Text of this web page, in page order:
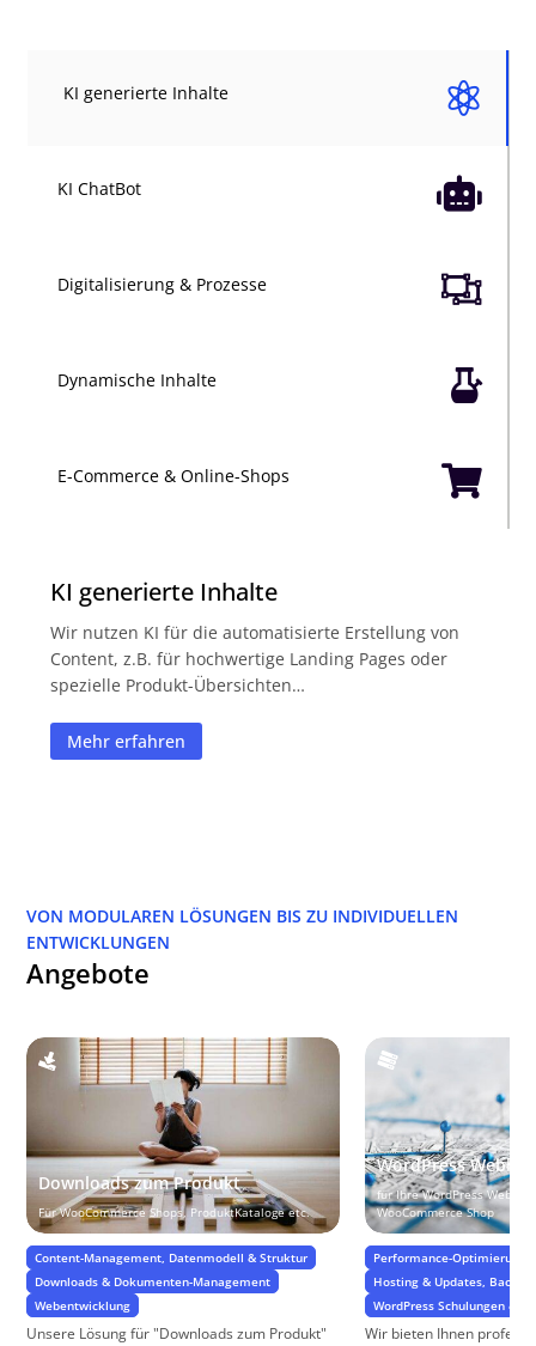

KI generierte Inhalte

KI ChatBot

Digitalisierung & Prozesse

Dynamische Inhalte

E-Commerce & Online-Shops
KI generierte Inhalte
Wir nutzen KI für die automatisierte Erstellung von
Content, z.B. für hochwertige Landing Pages oder
spezielle Produkt-Übersichten…
Mehr erfahren
VON MODULAREN LÖSUNGEN BIS ZU INDIVIDUELLEN
ENTWICKLUNGEN
Angebote
Downloads zum Produkt
Für WooCommerce Shops, ProduktKataloge etc.
Content-Management, Datenmodell & Struktur
Downloads & Dokumenten-Management
Webentwicklung
Unsere Lösung für "Downloads zum Produkt"
WordPress
für Ihre WordPress
WooCommerce Shop
Performance-Optimierung
Hosting & Updates,
WordPress Schulungen &
Wir bieten Ihnen